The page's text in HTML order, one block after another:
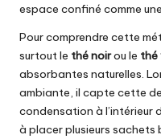
espace confiné comme
Pour comprendre cette
surtout le thé noirou le thé
absorbantes naturelles.
ambiante, il capte cette
condensation à l’intérieur
à placer plusieurs sachets